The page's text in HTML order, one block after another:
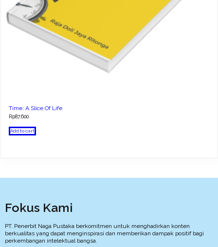
Time: A Slice Of Life
Rp87.600
Add to cart
Fokus Kami
PT. Penerbit Naga Pustaka berkomitmen untuk menghadirkan konten
berkualitas yang dapat menginspirasi dan memberikan dampak positif bagi
perkembangan intelektual bangsa.